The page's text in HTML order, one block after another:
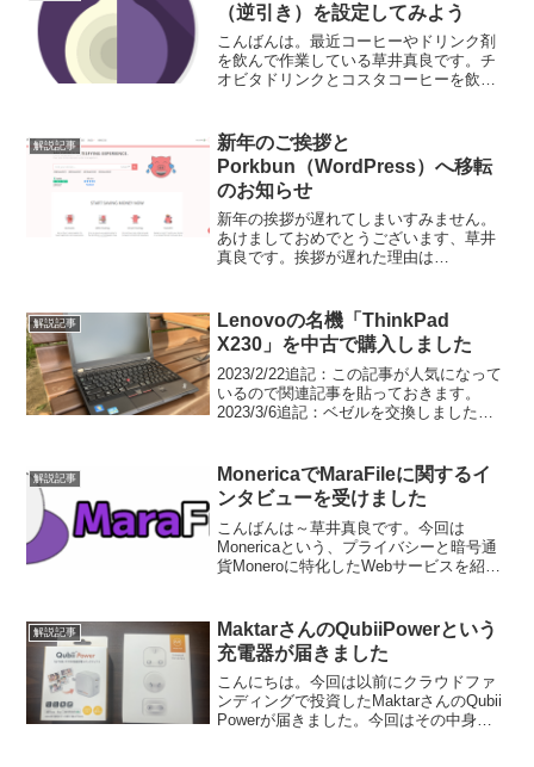
（逆引き）を設定してみよう
こんばんは。最近コーヒーやドリンク剤
を飲んで作業している草井真良です。チ
オビタドリンクとコスタコーヒーを飲ん
{b.MoshimoAffiliateObject=a;...
解説記事
新年のご挨拶と
Porkbun（WordPress）へ移転
のお知らせ
新年の挨拶が遅れてしまいすみません。
あけましておめでとうございます、草井
真良です。挨拶が遅れた理由は
です。こんな記事まで書いておいてブロ
グを移し...
解説記事
Lenovoの名機「ThinkPad
X230」を中古で購入しました
2023/2/22追記：この記事が人気になって
いるので関連記事を貼っておきます。
2023/3/6追記：ベゼルを交換しました。
日本橋でLenovoの「ThinkPa...
解説記事
MonericaでMaraFileに関するイ
ンタビューを受けました
こんばんは～草井真良です。今回は
Monericaという、プライバシーと暗号通
貨Moneroに特化したWebサービスを紹介
和訳を掲載しようと思います。以下がそ
の和訳です。...
解説記事
MaktarさんのQubiiPowerという
充電器が届きました
こんにちは。今回は以前にクラウドファ
ンディングで投資したMaktarさんのQubii
Powerが届きました。今回はその中身の